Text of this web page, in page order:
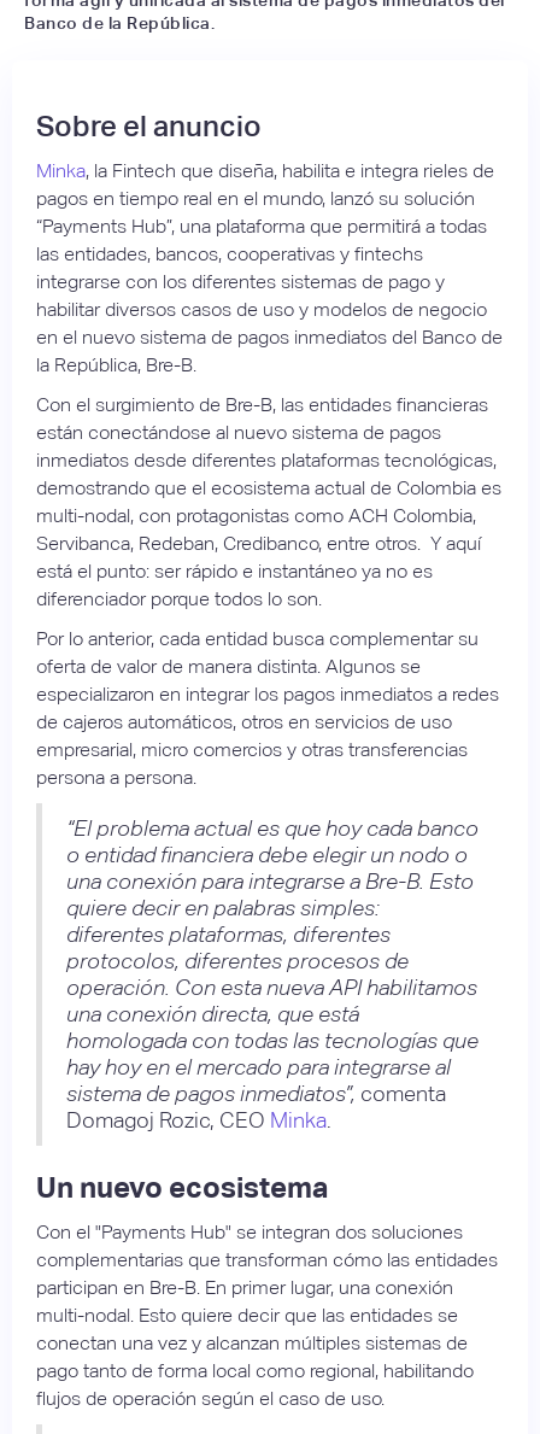
Banco de la República.
Sobre el anuncio
Minka, la Fintech que diseña, habilita e integra rieles de
pagos en tiempo real en el mundo, lanzó su solución
“Payments Hub”, una plataforma que permitirá a todas
las entidades, bancos, cooperativas y fintechs
integrarse con los diferentes sistemas de pago y
habilitar diversos casos de uso y modelos de negocio
en el nuevo sistema de pagos inmediatos del Banco de
la República, Bre-B.
Con el surgimiento de Bre-B, las entidades financieras
están conectándose al nuevo sistema de pagos
inmediatos desde diferentes plataformas tecnológicas,
demostrando que el ecosistema actual de Colombia es
multi-nodal, con protagonistas como ACH Colombia,
Servibanca, Redeban, Credibanco, entre otros. Y aquí
está el punto: ser rápido e instantáneo ya no es
diferenciador porque todos lo son.
Por lo anterior, cada entidad busca complementar su
oferta de valor de manera distinta. Algunos se
especializaron en integrar los pagos inmediatos a redes
de cajeros automáticos, otros en servicios de uso
empresarial, micro comercios y otras transferencias
persona a persona.
“El problema actual es que hoy cada banco
o entidad financiera debe elegir un nodo o
una conexión para integrarse a Bre-B. Esto
quiere decir en palabras simples:
diferentes plataformas, diferentes
protocolos, diferentes procesos de
operación. Con esta nueva API habilitamos
una conexión directa, que está
homologada con todas las tecnologías que
hay hoy en el mercado para integrarse al
sistema de pagos inmediatos”, comenta
Domagoj Rozic, CEO Minka
Un nuevo ecosistema
Con el "Payments Hub" se integran dos soluciones
complementarias que transforman cómo las entidades
participan en Bre-B. En primer lugar, una conexión
multi-nodal. Esto quiere decir que las entidades se
conectan una vez y alcanzan múltiples sistemas de
pago tanto de forma local como regional, habilitando
flujos de operación según el caso de uso.